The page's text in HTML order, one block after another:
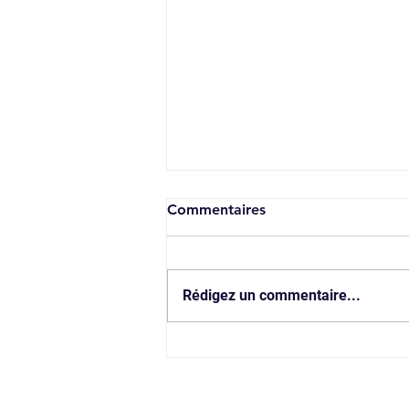
Commentaires
Rédigez un commentaire...